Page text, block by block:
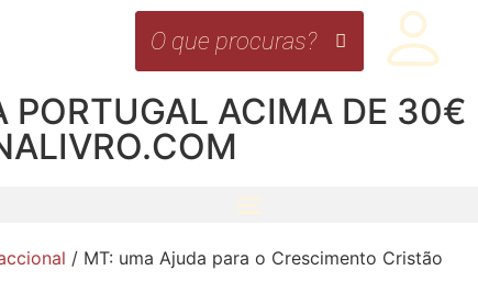
PORTUGAL ACIMA DE
/ MT: uma Ajuda para o Crescimento Cristão